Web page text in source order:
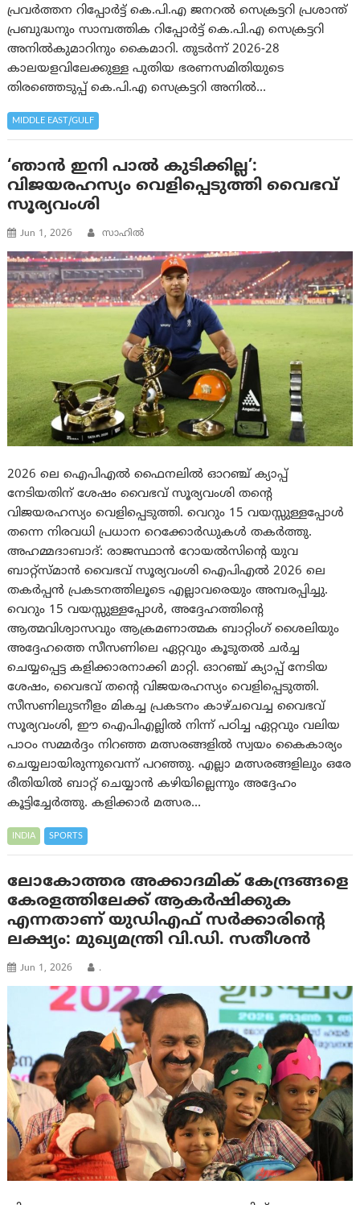
പ്രവർത്തന റിപ്പോർട്ട് കെ.പി.എ ജനറൽ സെക്രട്ടറി പ്രശാന്ത്
പ്രബുദ്ധനും സാമ്പത്തിക റിപ്പോർട്ട് കെ.പി.എ സെക്രട്ടറി
അനിൽകുമാറിനും കൈമാറി. തുടർന്ന് 2026-28
കാലയളവിലേക്കുള്ള പുതിയ ഭരണസമിതിയുടെ
തിരഞ്ഞെടുപ്പ് കെ.പി.എ സെക്രട്ടറി അനിൽ…
MIDDLE EAST/GULF
‘ഞാൻ ഇനി പാൽ കുടിക്കില്ല’:
വിജയരഹസ്യം വെളിപ്പെടുത്തി വൈഭവ്
സൂര്യവംശി
Jun 1, 2026 സാഹില്‍
2026 ലെ ഐപിഎൽ ഫൈനലിൽ ഓറഞ്ച് ക്യാപ്പ്
നേടിയതിന് ശേഷം വൈഭവ് സൂര്യവംശി തന്റെ
വിജയരഹസ്യം വെളിപ്പെടുത്തി. വെറും 15 വയസ്സുള്ളപ്പോൾ
തന്നെ നിരവധി പ്രധാന റെക്കോർഡുകൾ തകർത്തു.
അഹമ്മദാബാദ്: രാജസ്ഥാൻ റോയൽസിന്റെ യുവ
ബാറ്റ്സ്മാൻ വൈഭവ് സൂര്യവംശി ഐപിഎൽ 2026 ലെ
തകർപ്പൻ പ്രകടനത്തിലൂടെ എല്ലാവരെയും അമ്പരപ്പിച്ചു.
വെറും 15 വയസ്സുള്ളപ്പോൾ, അദ്ദേഹത്തിന്റെ
ആത്മവിശ്വാസവും ആക്രമണാത്മക ബാറ്റിംഗ് ശൈലിയും
അദ്ദേഹത്തെ സീസണിലെ ഏറ്റവും കൂടുതൽ ചർച്ച
ചെയ്യപ്പെട്ട കളിക്കാരനാക്കി മാറ്റി. ഓറഞ്ച് ക്യാപ്പ് നേടിയ
ശേഷം, വൈഭവ് തന്റെ വിജയരഹസ്യം വെളിപ്പെടുത്തി.
സീസണിലുടനീളം മികച്ച പ്രകടനം കാഴ്ചവെച്ച വൈഭവ്
സൂര്യവംശി, ഈ ഐപിഎല്ലിൽ നിന്ന് പഠിച്ച ഏറ്റവും വലിയ
പാഠം സമ്മർദ്ദം നിറഞ്ഞ മത്സരങ്ങളിൽ സ്വയം കൈകാര്യം
ചെയ്യലായിരുന്നുവെന്ന് പറഞ്ഞു. എല്ലാ മത്സരങ്ങളിലും ഒരേ
രീതിയിൽ ബാറ്റ് ചെയ്യാൻ കഴിയില്ലെന്നും അദ്ദേഹം
കൂട്ടിച്ചേർത്തു. കളിക്കാർ മത്സര…
INDIA SPORTS
ലോകോത്തര അക്കാദമിക് കേന്ദ്രങ്ങളെ
കേരളത്തിലേക്ക് ആകര്‍ഷിക്കുക
എന്നതാണ് യുഡി‌എഫ് സര്‍ക്കാരിന്റെ
ലക്ഷ്യം: മുഖ്യമന്ത്രി വി.ഡി. സതീശന്‍
Jun 1, 2026 .